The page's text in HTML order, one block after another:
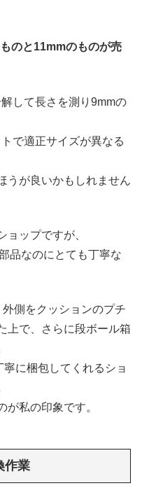
のと11mmのものが売
して長さを測り9mmの
で適正サイズが異なる
うが良いかもしれません
ョップですが、
品なのにとても丁寧な
側をクッションのプチ
上で、さらに段ボール箱
に梱包してくれるショ
が私の印象です。
作業